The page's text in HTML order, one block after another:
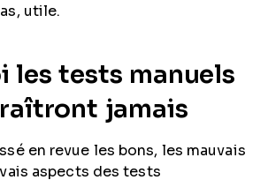
utile.
les tests manuels
jamais
en revue les bons, les mauvais
aspects des tests